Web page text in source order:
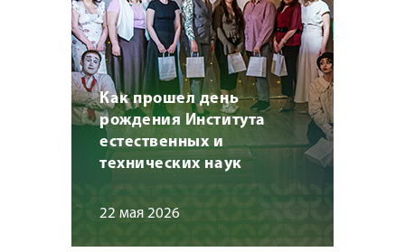
Как прошел день
рождения Института
естественных и
технических наук
22 мая 2026